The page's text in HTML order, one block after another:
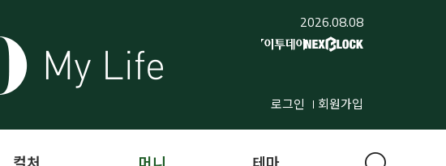
2026.08.08
로그인 회원가입